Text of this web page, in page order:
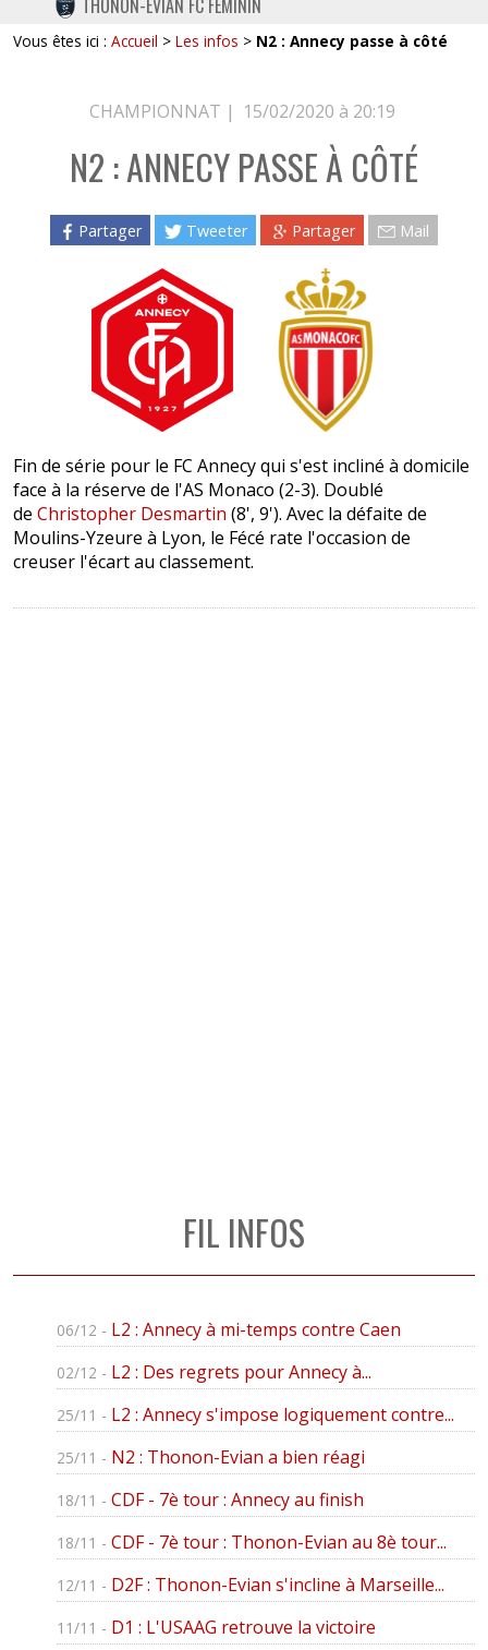
TWITTERTHONON-EVIAN FC FÉMININ
Vous êtes ici : Accueil > Les infos > N2 : Annecy passe à côté
CHAMPIONNAT | 15/02/2020 à 20:19
N2 : ANNECY PASSE À CÔTÉ
Partager Tweeter Partager Mail
Fin de série pour le FC Annecy qui s'est incliné à domicile
face à la réserve de l'AS Monaco (2-3). Doublé
de Christopher Desmartin (8', 9'). Avec la défaite de
Moulins-Yzeure à Lyon, le Fécé rate l'occasion de
creuser l'écart au classement.
FIL INFOS
06/12 - L2 : Annecy à mi-temps contre Caen
02/12 - L2 : Des regrets pour Annecy à...
25/11 - L2 : Annecy s'impose logiquement contre...
25/11 - N2 : Thonon-Evian a bien réagi
18/11 - CDF - 7è tour : Annecy au finish
18/11 - CDF - 7è tour : Thonon-Evian au 8è tour...
12/11 - D2F : Thonon-Evian s'incline à Marseille...
11/11 - D1 : L'USAAG retrouve la victoire